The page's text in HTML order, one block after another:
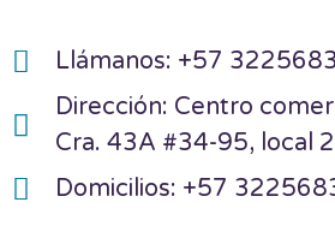
Llámanos: +57
Dirección: Centro
Cra. 43A #34-95, local
Domicilios: +57